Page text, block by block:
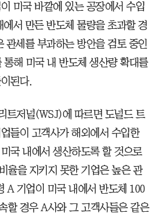
미국 바깥에 있는 공장에서 수입
서 만든 반도체 물량을 초과할 경
관세를 부과하는 방안을 검토 중인
통해 미국 내 반도체 생산량 확대를
된다.
트저널(WSJ)에 따르면 도널드 트
들이 고객사가 해외에서 수입한
국 내에서 생산하도록 할 것으로
율을 지키지 못한 기업은 높은 관
A 기업이 미국 내에서 반도체 100
할 경우 A사와 그 고객사들은 같은